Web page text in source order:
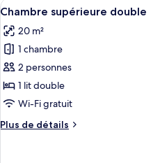
chambres
Afficher
toutes
les
photos
pour
ce
type
chambre :
12
Chambre supérieure double
20 m²
1 chambre
2 personnes
1 lit double
Wi-Fi gratuit
Plus de détails
Plus